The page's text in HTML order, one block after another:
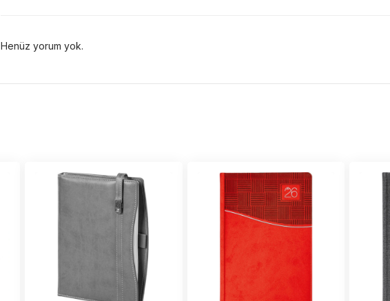
Henüz yorum yok.